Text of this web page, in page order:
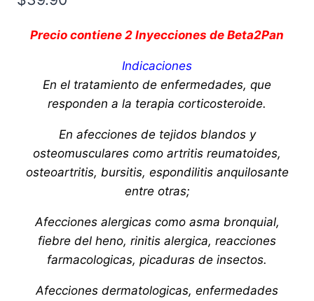
Precio contiene 2 Inyecciones de Beta2Pan
Indicaciones
En el tratamiento de enfermedades, que
responden a la terapia corticosteroide.
En afecciones de tejidos blandos y
osteomusculares como artritis reumatoides,
osteoartritis, bursitis, espondilitis anquilosante
entre otras;
Afecciones alergicas como asma bronquial,
fiebre del heno, rinitis alergica, reacciones
farmacologicas, picaduras de insectos.
Afecciones dermatologicas, enfermedades